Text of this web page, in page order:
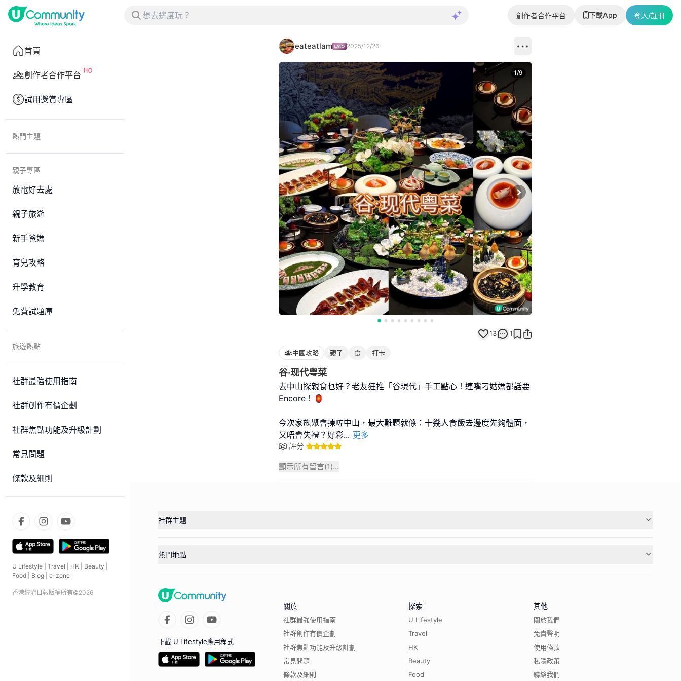
創作者合作平台 下載App 登入/註冊
首頁
創作者合作平台
試用獎賞專區
熱門主題
親子專區
放電好去處
親子旅遊
新手爸媽
育兒攻略
升學教育
免費試題庫
旅遊熱點
社群最強使用指南
社群創作有價企劃
社群焦點功能及升級計劃
常見問題
條款及細則
U Lifestyle Travel HK Beauty
Food
Blog e-zone
香港經濟日報版權所有©2026
eateatlam 2025/12/26
Next slide
1/9
13 1
中國攻略 親子 食 打卡
谷·现代粤菜
去中山探親食乜好？老友狂推「谷現代」手工點心！連嘴刁姑媽都話要
Encore！🏮
今次家族聚會揀咗中山，最大難題就係：十幾人食飯去邊度先夠體面，
又唔會失禮？好彩... 更多
評分
顯示所有留言(1)...
社群主題
熱門地點
下載 U Lifestyle應用程式
關於
社群最強使用指南
社群創作有價企劃
社群焦點功能及升級計劃
常見問題
條款及細則
探索
U Lifestyle
Travel
HK
Beauty
Food
其他
關於我們
免責聲明
使用條款
私隱政策
聯絡我們